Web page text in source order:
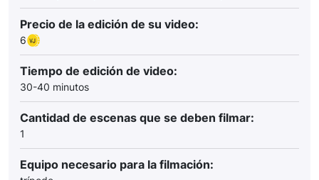
Precio de la edición de su video:
6
Tiempo de edición de video:
30-40 minutos
Cantidad de escenas que se deben filmar:
1
Equipo necesario para la filmación: